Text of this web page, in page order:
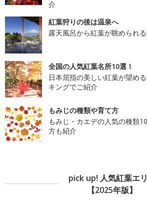
介
紅葉狩りの後は温泉へ
露天風呂から紅葉が眺められ
全国の人気紅葉名所10選！
日本屈指の美しい紅葉が望め
キングでご紹介
もみじの種類や育て方
もみじ・カエデの人気の種類
方も紹介
pick up! 人気紅葉エ
【2025年版】